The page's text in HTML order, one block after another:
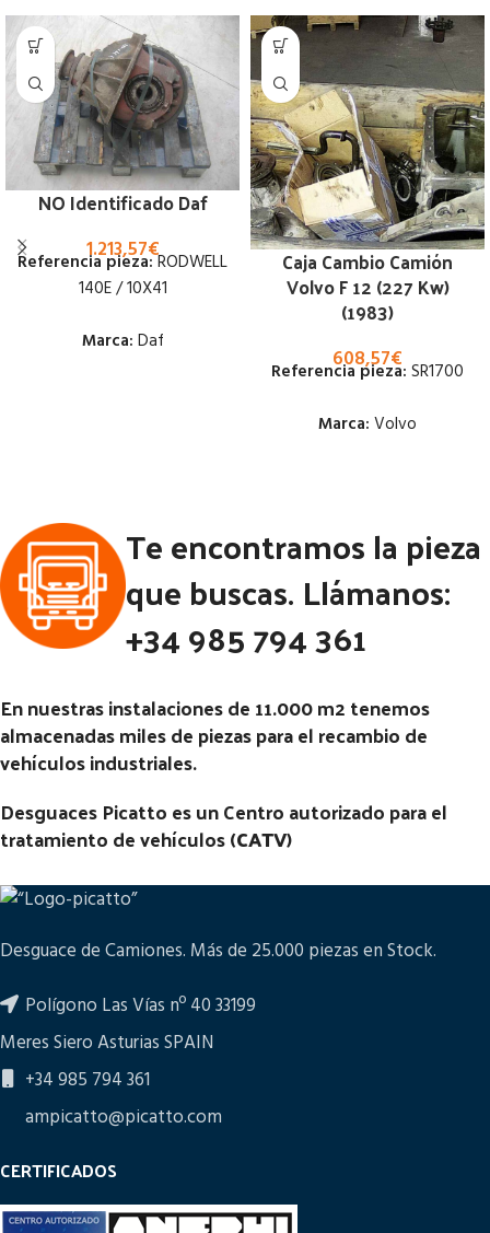
NO Identificado Daf
1.213,57€
Referencia pieza:RODWELL
140E / 10X41
Marca: Daf
PALIER 57 MM [VP]DAF 1700
230 RG (4X2) | 02.80 - 02.90
Código Pieza:46129
Caja Cambio Camión
Volvo F 12 (227 Kw)
(1983)
608,57€
Referencia pieza: SR1700
Marca: Volvo
Ubicación:
Notas:[VP]VOLVO F 12 227
KW (1983-0) 385 RG (4X2)
Código Pieza:
Te encontramos la pieza
que buscas. Llámanos:
+34 985 794 361
En nuestras instalaciones de 11.000 m2 tenemos
almacenadas miles de piezas para el recambio de
vehículos industriales.
Desguaces Picatto es un Centro autorizado para el
tratamiento de vehículos (CATV)
Desguace de Camiones. Más de 25.000 piezas en Stock.
Polígono Las Vías nº 40 33199
Meres Siero Asturias SPAIN
+34 985 794 361
ampicatto@picatto.com
CERTIFICADOS